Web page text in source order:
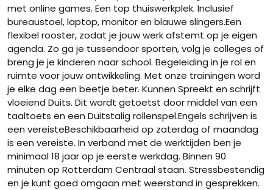
met online games. Een top thuiswerkplek. Inclusief
bureaustoel, laptop, monitor en blauwe slingers.Een
flexibel rooster, zodat je jouw werk afstemt op je eigen
agenda. Zo ga je tussendoor sporten, volg je colleges of
breng je je kinderen naar school. Begeleiding in je rol en
ruimte voor jouw ontwikkeling. Met onze trainingen word
je elke dag een beetje beter. Kunnen Spreekt en schrijft
vloeiend Duits. Dit wordt getoetst door middel van een
taaltoets en een Duitstalig rollenspel.Engels schrijven is
een vereisteBeschikbaarheid op zaterdag of maandag
is een vereiste. In verband met de werktijden ben je
minimaal 18 jaar op je eerste werkdag. Binnen 90
minuten op Rotterdam Centraal staan. Stressbestendig
en je kunt goed omgaan met weerstand in gesprekken.